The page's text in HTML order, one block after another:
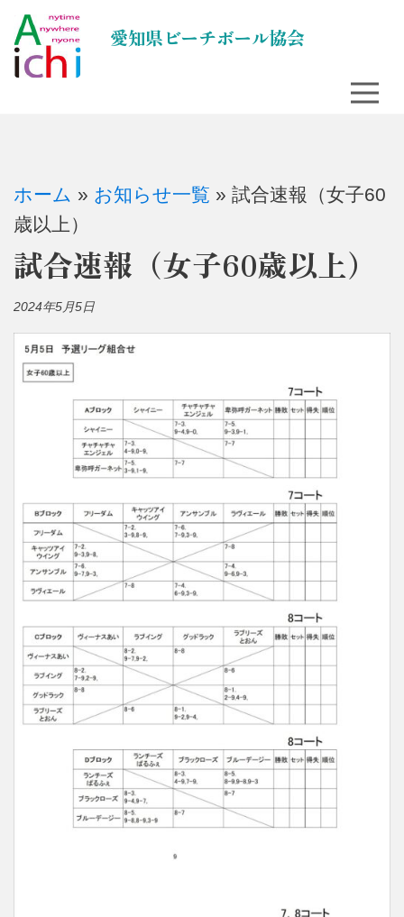
ン
テ
ス
キ
ッ
プ
愛知県ビーチボール協会
ホーム » お知らせ一覧 » 試合速報（女子60
歳以上）
試合速報（女子60歳以上）
2024年5月5日